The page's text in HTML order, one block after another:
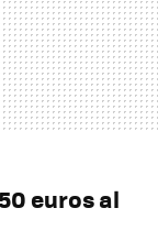
euros al